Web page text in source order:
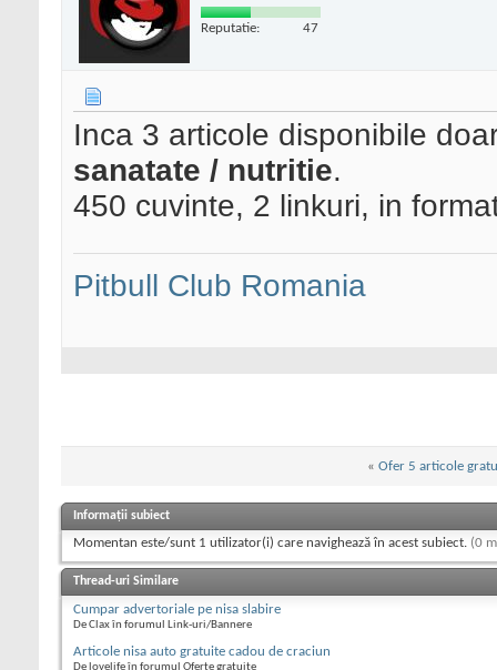
Reputatie: 47
Inca 3 articole disponibile
sanatate / nutritie.
450 cuvinte, 2 linkuri, in
Pitbull Club Romania
« Ofer 5 articole
Informații subiect
Momentan este/sunt 1 utilizator(i) care navighează în acest subiect. (0
Thread-uri Similare
Cumpar advertoriale pe nisa slabire
De Clax în forumul Link-uri/Bannere
Articole nisa auto gratuite cadou de craciun
De lovelife în forumul Oferte gratuite